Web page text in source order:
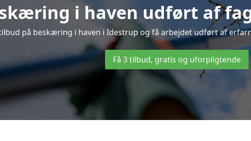
i haven udført af
på beskæring i haven i Idestrup og få arbejdet udført af
Få 3 tilbud, gratis og uforpligtende